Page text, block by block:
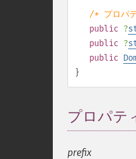
/* プロパ
public ?
public ?
public
}
プロパテ
prefix